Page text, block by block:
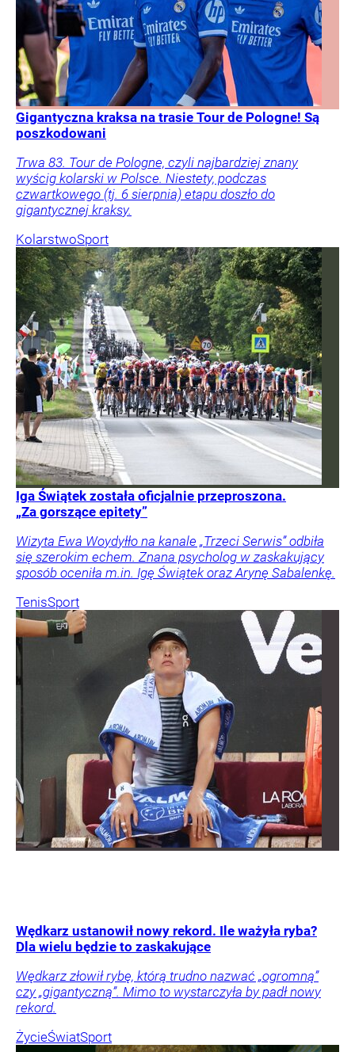
Gigantyczna kraksa na trasie Tour de Pologne! Są
poszkodowani
Trwa 83. Tour de Pologne, czyli najbardziej znany
wyścig kolarski w Polsce. Niestety, podczas
czwartkowego (tj. 6 sierpnia) etapu doszło do
gigantycznej kraksy.
KolarstwoSport
Iga Świątek została oficjalnie przeproszona.
„Za gorszące epitety”
Wizyta Ewa Woydyłło na kanale „Trzeci Serwis” odbiła
się szerokim echem. Znana psycholog w zaskakujący
sposób oceniła m.in. Igę Świątek oraz Arynę Sabalenkę.
TenisSport
Wędkarz ustanowił nowy rekord. Ile ważyła ryba?
Dla wielu będzie to zaskakujące
Wędkarz złowił rybę, którą trudno nazwać „ogromną”
czy „gigantyczną”. Mimo to wystarczyła by padł nowy
rekord.
ŻycieŚwiatSport